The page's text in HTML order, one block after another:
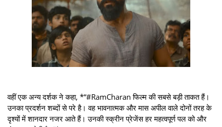
वहीं एक अन्य दर्शक ने कहा, *“#RamCharan फिल्म की सबसे बड़ी ताकत हैं।
उनका प्रदर्शन शब्दों से परे है। वह भावनात्मक और मास अपील वाले दोनों तरह के
दृश्यों में शानदार नजर आते हैं। उनकी स्क्रीन प्रेजेंस हर महत्वपूर्ण पल को और